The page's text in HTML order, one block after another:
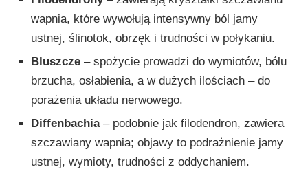
wapnia, które wywołują intensywny ból jamy
ustnej, ślinotok, obrzęk i trudności w połykaniu.
Bluszcze – spożycie prowadzi do wymiotów, bólu
brzucha, osłabienia, a w dużych ilościach – do
porażenia układu nerwowego.
Diffenbachia– podobnie jak filodendron, zawiera
szczawiany wapnia; objawy to podrażnienie jamy
ustnej, wymioty, trudności z oddychaniem.